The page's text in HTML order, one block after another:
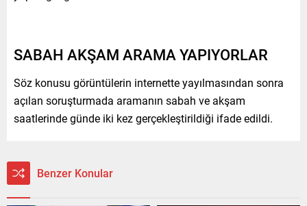
SABAH AKŞAM ARAMA YAPIYORLAR
Söz konusu görüntülerin internette yayılmasından sonra
açılan soruşturmada aramanın sabah ve akşam
saatlerinde günde iki kez gerçekleştirildiği ifade edildi.
Benzer Konular